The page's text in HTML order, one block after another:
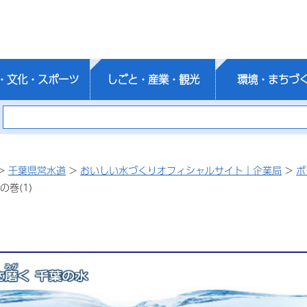
文化・スポーツ しごと・産業・観光 環境・まちづ
千葉県営水道 > おいしい水づくりオフィシャルサイト｜企業局 >
巻(1)